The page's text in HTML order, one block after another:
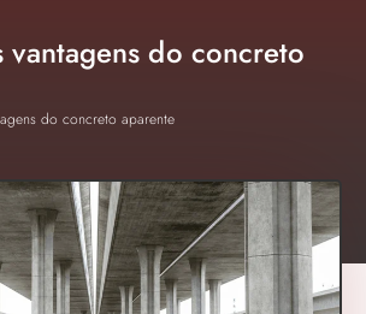
do concreto
do concreto aparente